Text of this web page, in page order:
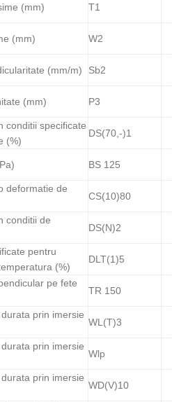
(mm) T1
(mm) W2
(mm/m) Sb2
(mm) P3
conditii specificate
(%)
DS(70,-)1
BS 125
deformatie de
CS(10)80
conditii de
DS(N)2
pentru
(%)
DLT(1)5
pe fete
TR 150
prin imersie
WL(T)3
prin imersie
Wlp
prin imersie
WD(V)10